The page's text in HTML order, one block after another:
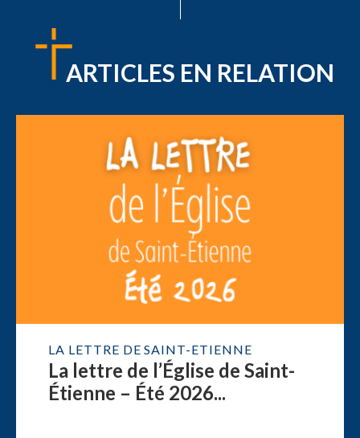
ARTICLES EN RELATION
LA LETTRE DE SAINT-ETIENNE
La lettre de l’Église de Saint-
Étienne – Été 2026...